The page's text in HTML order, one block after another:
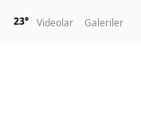
23° Videolar Galeriler